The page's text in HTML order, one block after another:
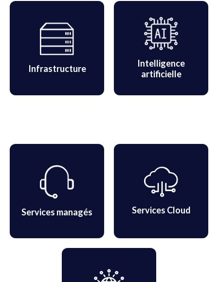
Infrastructure
Intelligence
artificielle
Services managés Services Cloud